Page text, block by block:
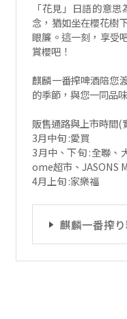
「花見」日語的意
念，猶如坐在櫻花樹
眼簾。這一刻，享受
賞櫻吧！
麒麟一番搾啤酒陪您
的季節，與您一同品
販售通路與上市時間(
3月中旬 :愛買
3月中、下旬 :全聯、
ome超市、JASONS
4月上旬 :家樂福
麒麟一番搾